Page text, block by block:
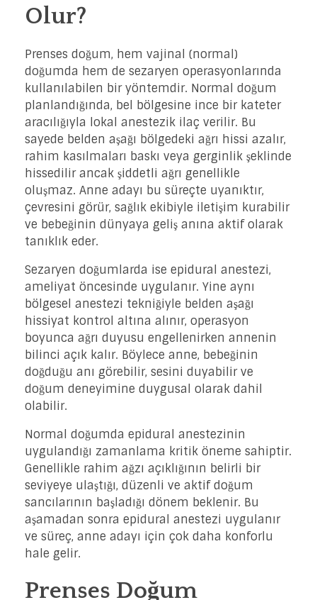
Olur?
Prenses doğum, hem vajinal (normal)
doğumda hem de sezaryen operasyonlarında
kullanılabilen bir yöntemdir. Normal doğum
planlandığında, bel bölgesine ince bir kateter
aracılığıyla lokal anestezik ilaç verilir. Bu
sayede belden aşağı bölgedeki ağrı hissi azalır,
rahim kasılmaları baskı veya gerginlik şeklinde
hissedilir ancak şiddetli ağrı genellikle
oluşmaz. Anne adayı bu süreçte uyanıktır,
çevresini görür, sağlık ekibiyle iletişim kurabilir
ve bebeğinin dünyaya geliş anına aktif olarak
tanıklık eder.
Sezaryen doğumlarda ise epidural anestezi,
ameliyat öncesinde uygulanır. Yine aynı
bölgesel anestezi tekniğiyle belden aşağı
hissiyat kontrol altına alınır, operasyon
boyunca ağrı duyusu engellenirken annenin
bilinci açık kalır. Böylece anne, bebeğinin
doğduğu anı görebilir, sesini duyabilir ve
doğum deneyimine duygusal olarak dahil
olabilir.
Normal doğumda epidural anestezinin
uygulandığı zamanlama kritik öneme sahiptir.
Genellikle rahim ağzı açıklığının belirli bir
seviyeye ulaştığı, düzenli ve aktif doğum
sancılarının başladığı dönem beklenir. Bu
aşamadan sonra epidural anestezi uygulanır
ve süreç, anne adayı için çok daha konforlu
hale gelir.
Prenses Doğum